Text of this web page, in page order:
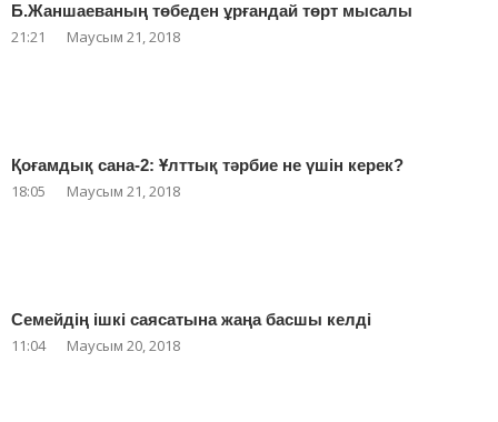
Б.Жаншаеваның төбеден ұрғандай төрт мысалы
21:21 Маусым 21, 2018
Қоғамдық сана-2: Ұлттық тәрбие не үшін керек?
18:05 Маусым 21, 2018
Семейдің ішкі саясатына жаңа басшы келді
11:04 Маусым 20, 2018